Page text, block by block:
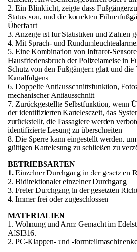
2. Ein Blinklicht, zeigte dass
Status von, und die korrekten
Überfahrt
3. Anzeige ist für Statistiken und Zahlen
4. Mit Sprach- und
5. Eine Kombination von Infrarot-
Hausfriedensbruch der Polizeiameise in
Schutz von den Fußgängern glatt und die
Kanalfolgens
6. Doppelte Antiausschnittsfunktion,
mechanischer Antiausschnitt
7. Zurückgestellte Selbstfunktion, wenn
der identifizierten Kartelesezeit, das
zurückstellt, die Passagiere werden
identifizierte Lesung zu überschreiten
8. Die Sperre kann eingestellt werden,
gültigen Kartelesung zu schließen zu
BETRIEBSARTEN
1. Einzelner Durchgang in der gesetzten
2. Bidirektionaler einzelner Durchgang
3. Freier Durchgang in der gesetzten
4. Immer frei oder zugeschlossen
MATERIALIEN
1. Wohnung und Arm: Gemacht im
AISI316.
2. PC-Klappen- und -